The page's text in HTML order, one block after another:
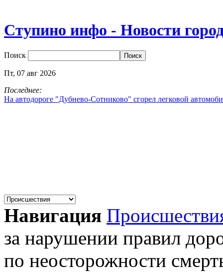
Ступино инфо - Новости
Поиск
Пт, 07 авг 2026
Последнее:
На автодороге "Дубнево‑Сотниково" сгорел легковой
Навигация
за нарушении правил
по неосторожности